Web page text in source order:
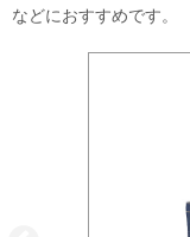
などにおすすめです。